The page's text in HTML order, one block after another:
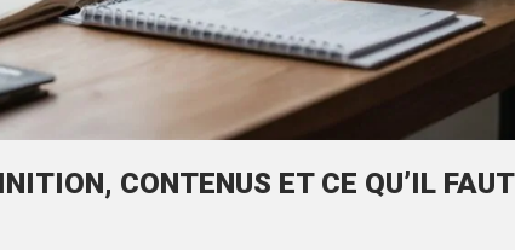
CONTENUS ET CE QU’IL FAUT